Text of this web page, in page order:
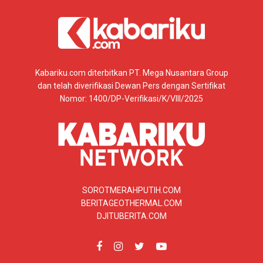
Kabariku.com diterbitkan PT. Mega Nusantara Group
dan telah diverifikasi Dewan Pers dengan Sertifikat
Nomor: 1400/DP-Verifikasi/K/VIII/2025
SOROTMERAHPUTIH.COM
BERITAGEOTHERMAL.COM
DJITUBERITA.COM